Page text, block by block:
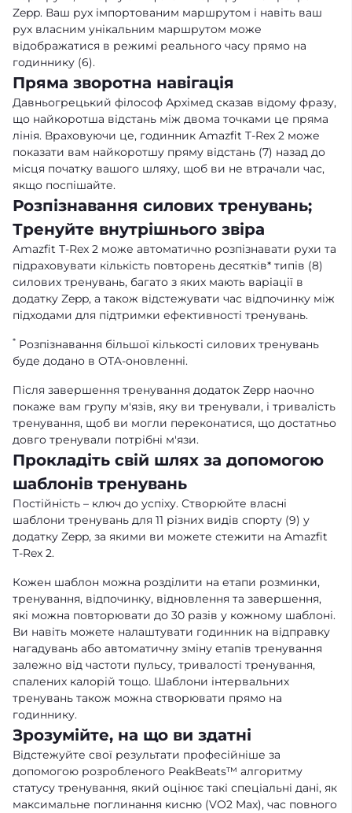
Zepp. Ваш рух імпортованим маршрутом і навіть ваш
рух власним унікальним маршрутом може
відображатися в режимі реального часу прямо на
годиннику (6).
Пряма зворотна навігація
Давньогрецький філософ Архімед сказав відому фразу,
що найкоротша відстань між двома точками це пряма
лінія. Враховуючи це, годинник Amazfit T-Rex 2 може
показати вам найкоротшу пряму відстань (7) назад до
місця початку вашого шляху, щоб ви не втрачали час,
якщо поспішайте.
Розпізнавання силових тренувань;
Тренуйте внутрішнього звіра
Amazfit T-Rex 2 може автоматично розпізнавати рухи та
підраховувати кількість повторень десятків* типів (8)
силових тренувань, багато з яких мають варіації в
додатку Zepp, а також відстежувати час відпочинку між
підходами для підтримки ефективності тренувань.
* Розпізнавання більшої кількості силових тренувань
буде додано в OTA-оновленні.
Після завершення тренування додаток Zepp наочно
покаже вам групу м'язів, яку ви тренували, і тривалість
тренування, щоб ви могли переконатися, що достатньо
довго тренували потрібні м'язи.
Прокладіть свій шлях за допомогою
шаблонів тренувань
Постійність – ключ до успіху. Створюйте власні
шаблони тренувань для 11 різних видів спорту (9) у
додатку Zepp, за якими ви можете стежити на Amazfit
T-Rex 2.
Кожен шаблон можна розділити на етапи розминки,
тренування, відпочинку, відновлення та завершення,
які можна повторювати до 30 разів у кожному шаблоні.
Ви навіть можете налаштувати годинник на відправку
нагадувань або автоматичну зміну етапів тренування
залежно від частоти пульсу, тривалості тренування,
спалених калорій тощо. Шаблони інтервальних
тренувань також можна створювати прямо на
годиннику.
Зрозумійте, на що ви здатні
Відстежуйте свої результати професійніше за
допомогою розробленого PeakBeats™ алгоритму
статусу тренування, який оцінює такі спеціальні дані, як
максимальне поглинання кисню (VO2 Max), час повного